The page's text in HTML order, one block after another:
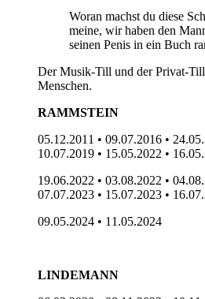
Woran machst du diese
meine, wir haben den
seinen Penis in ein Buch
Der Musik-Till und der Privat-
Menschen.
RAMMSTEIN
05.12.2011 • 09.07.2016 •
10.07.2019 • 15.05.2022 •
19.06.2022 • 03.08.2022 •
07.07.2023 • 15.07.2023 •
09.05.2024 • 11.05.2024
LINDEMANN